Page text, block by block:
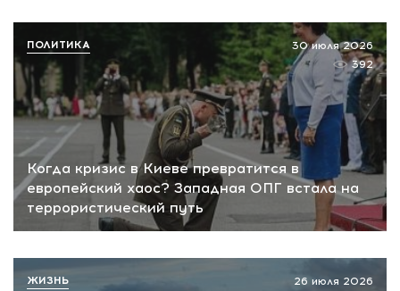
Когда кризис в Киеве превратится в
европейский хаос? Западная ОПГ встала на
террористический путь
30 июля 2026
392
ПОЛИТИКА
26 июля 2026
ЖИЗНЬ